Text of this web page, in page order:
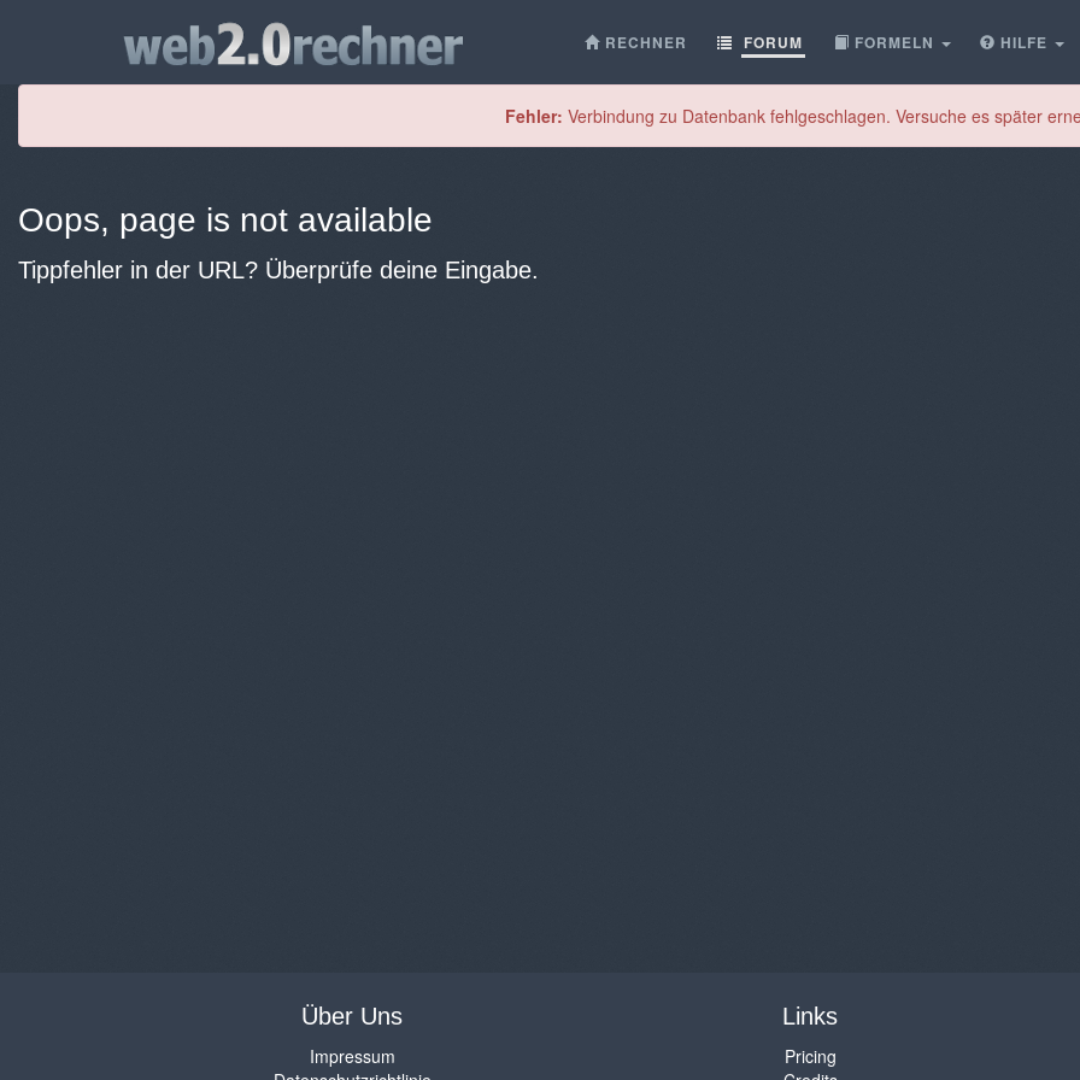
RECHNER FORUM FORMELN HILFE
Fehler: Verbindung zu Datenbank fehlgeschlagen. Versuche es später
Oops, page is not available
Tippfehler in der URL? Überprüfe deine Eingabe.
Über Uns
Impressum
Links
Pricing